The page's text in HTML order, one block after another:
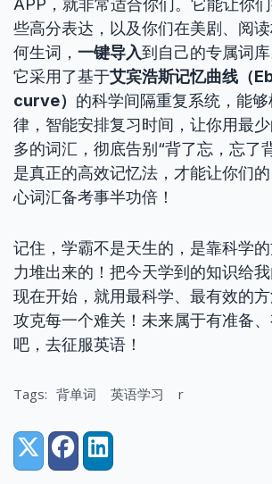
APP，就非常适合你们。它能让你
些高分表达，以及你们在美剧、阅
何生词， 一键导入到自己的专属词
它采用了基于艾宾浩斯记忆曲线（
curve） 的科学间隔重复系统，能
律，智能安排复习时间，让你用最
多的词汇，彻底告别“背了忘，忘了
是真正的高效记忆法，才能让你们
心词汇备考事半功倍！
记住，学霸不是天生的，是靠科学
力堆出来的！把今天学到的知识给
现在开始，就用最科学、最有效的
攻克每一个难关！未来属于有准备
吧，去征服英语！
Tags: 背单词 英语学习 r
Share:
X (Twitter)
FacebookLinkedIn